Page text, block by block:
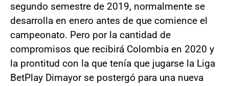
segundo semestre de 2019, normalmente se
desarrolla en enero antes de que comience el
campeonato. Pero por la cantidad de
compromisos que recibirá Colombia en 2020 y
la prontitud con la que tenía que jugarse la Liga
BetPlay Dimayor se postergó para una nueva